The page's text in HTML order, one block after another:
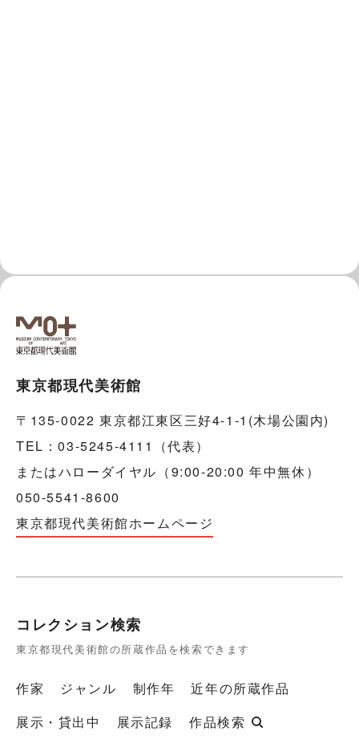
東京都現代美術館
〒135-0022 東京都江東区三好4-1-1(木場公園内)
TEL：03-5245-4111（代表）
またはハローダイヤル（9:00-20:00 年中無休）
050-5541-8600
東京都現代美術館ホームページ
コレクション検索
東京都現代美術館の所蔵作品を検索できます
作家 ジャンル 制作年
近年の所蔵作品
展示・貸出中
展示記録 作品検索